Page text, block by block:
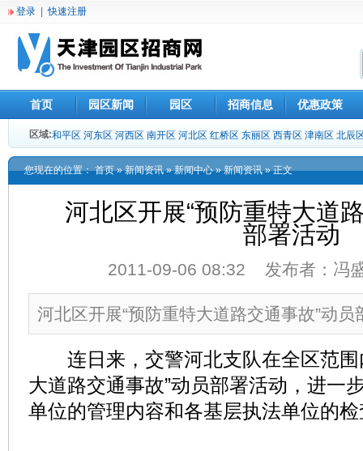
登录 |快速注册
首页 园区新闻 园区 招商信息 优惠政策
区域:和平区 河东区 河西区 南开区 河北区 红桥区 东丽区 西青区 津南区 北辰
您现在的位置：首页»新闻资讯»新闻中心»新闻资讯» 正文
河北区开展“预防重特大道
部署活动
2011-09-06 08:32 发布者：冯
河北区开展“预防重特大道路交通事故”动员
连日来，交警河北支队在全区范围
大道路交通事故”动员部署活动，进一
单位的管理内容和各基层执法单位的